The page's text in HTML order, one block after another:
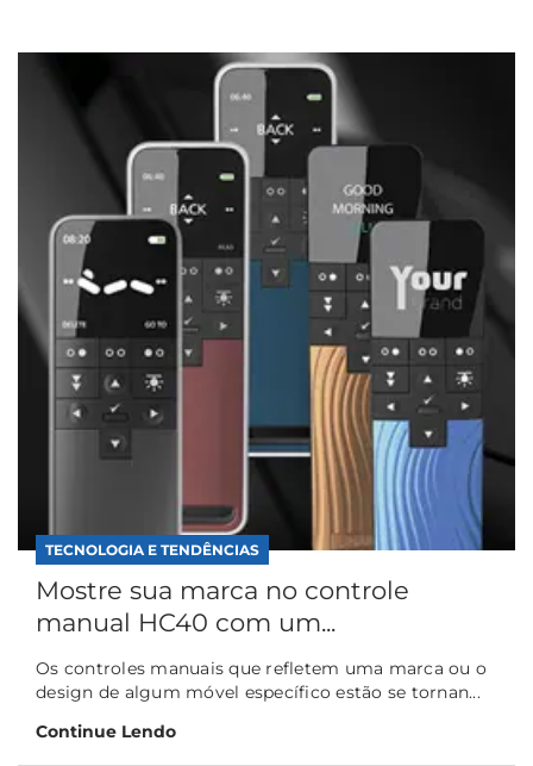
TECNOLOGIA E TENDÊNCIAS
Mostre sua marca no controle
manual HC40 com um...
Os controles manuais que refletem uma marca ou o
design de algum móvel específico estão se tornan...
Continue Lendo